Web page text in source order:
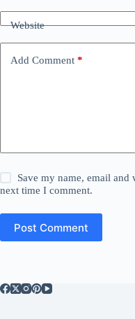
Website
Add Comment *
Save my name, email
next time I comment.
Post Comment